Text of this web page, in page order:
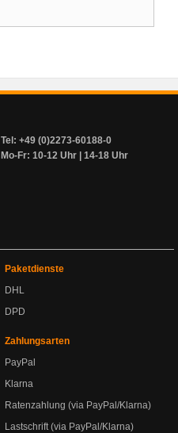
Tel: +49 (0)2273-60188-0
Mo-Fr: 10-12 Uhr | 14-18 Uhr
Paketdienste
DHL
DPD
Zahlungsarten
PayPal
Klarna
Ratenzahlung (via PayPal/Klarna)
Lastschrift (via PayPal/Klarna)